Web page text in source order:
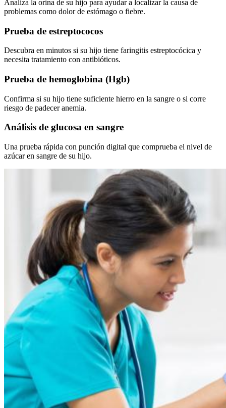
Analiza la orina de su hijo para ayudar a localizar la causa de
problemas como dolor de estómago o fiebre.
Prueba de estreptococos
Descubra en minutos si su hijo tiene faringitis estreptocócica y
necesita tratamiento con antibióticos.
Prueba de hemoglobina (Hgb)
Confirma si su hijo tiene suficiente hierro en la sangre o si corre
riesgo de padecer anemia.
Análisis de glucosa en sangre
Una prueba rápida con punción digital que comprueba el nivel de
azúcar en sangre de su hijo.